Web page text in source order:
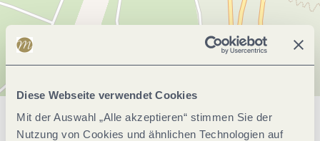
Diese Webseite verwendet Cookies
Mit der Auswahl „Alle akzeptieren“ stimmen Sie der
Nutzung von Cookies und ähnlichen Technologien auf
Allgemeine Informationen